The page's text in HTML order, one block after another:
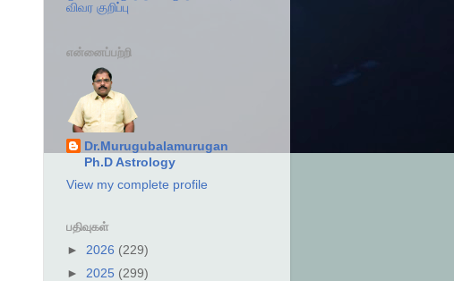
விவர குறிப்பு
என்னைப்பற்றி
Dr.Murugubalamurugan
Ph.D Astrology
View my complete profile
பதிவுகள்
► 2026 (229)
► 2025 (299)